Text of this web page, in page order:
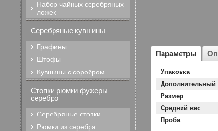
Параметры
Упаковка
Дополнительный
Размер
Средний вес
Проба
Набор чайных серебряных
ложек
Серебряные кувшины
Графины
Штофы
Кувшины с серебром
Стопки рюмки фужеры
серебро
Серебряные стопки
Рюмки из серебра